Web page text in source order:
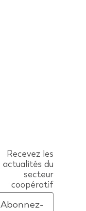
Recevez les
actualités du
secteur
coopératif
Abonnez-